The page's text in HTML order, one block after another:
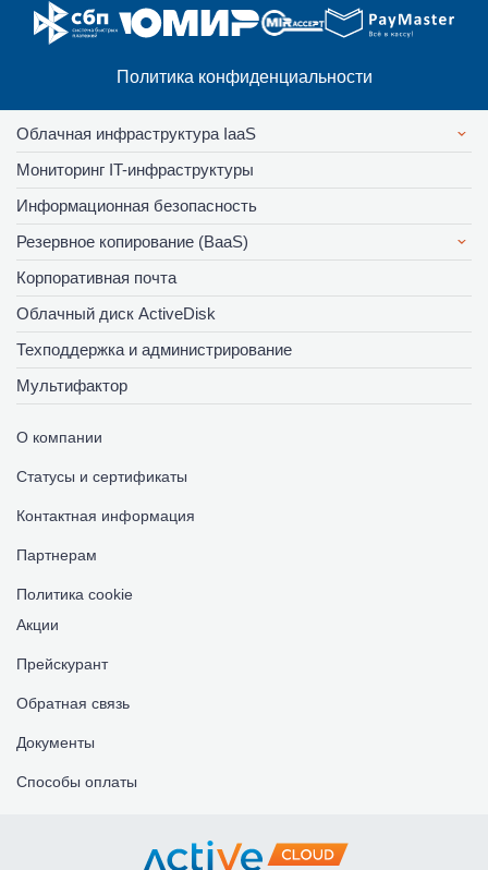
Политика конфиденциальности
Облачная инфраструктура IaaS
Мониторинг IT-инфраструктуры
Информационная безопасность
Резервное копирование (BaaS)
Корпоративная почта
Облачный диск ActiveDisk
Техподдержка и администрирование
Мультифактор
О компании
Статусы и сертификаты
Контактная информация
Партнерам
Политика cookie
Акции
Прейскурант
Обратная связь
Документы
Способы оплаты